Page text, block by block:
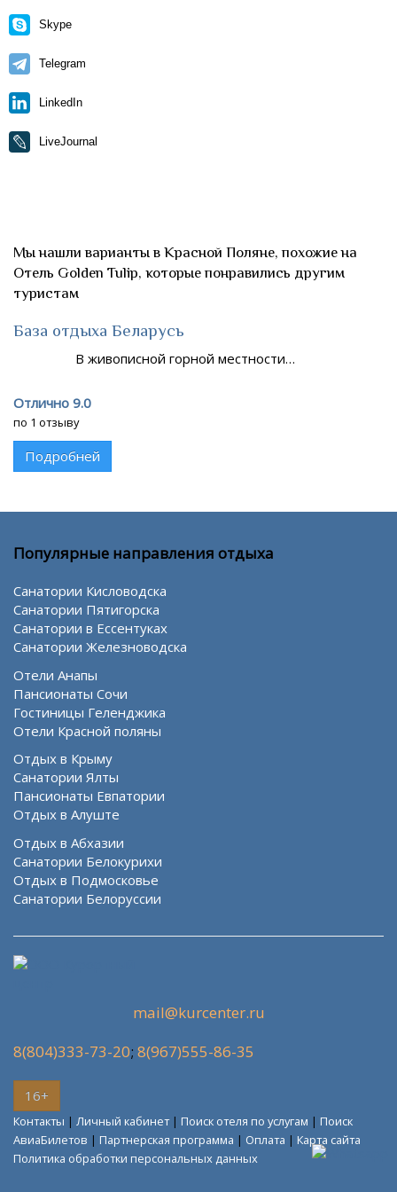
Skype
Telegram
LinkedIn
LiveJournal
Мы нашли варианты в Красной Поляне, похожие на
Отель Golden Tulip, которые понравились другим
туристам
База отдыха Беларусь
В живописной горной местности…
Отлично 9.0
по 1 отзыву
Подробней
Популярные направления отдыха
Санатории Кисловодска
Санатории Пятигорска
Санатории в Ессентуках
Санатории Железноводска
Отели Анапы
Пансионаты Сочи
Гостиницы Геленджика
Отели Красной поляны
Отдых в Крыму
Санатории Ялты
Пансионаты Евпатории
Отдых в Алуште
Отдых в Абхазии
Санатории Белокурихи
Отдых в Подмосковье
Санатории Белоруссии
mail@kurcenter.ru
8(804)333-73-20; 8(967)555-86-35
16+
Контакты | Личный кабинет| Поиск отеля по услугам | Поиск
АвиаБилетов | Партнерская программа | Оплата | Карта сайта
Политика обработки персональных данных